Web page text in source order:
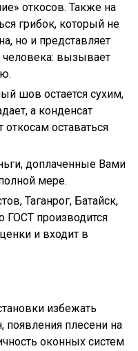
откосов. Также на
грибок, который не
но и представляет
человека: вызывает
шов остается сухим,
а конденсат
оставаться
доплаченные Вами
мере.
Таганрог, Батайск,
ГОСТ производится
и входит в
избежать
появления плесени на
оконных систем